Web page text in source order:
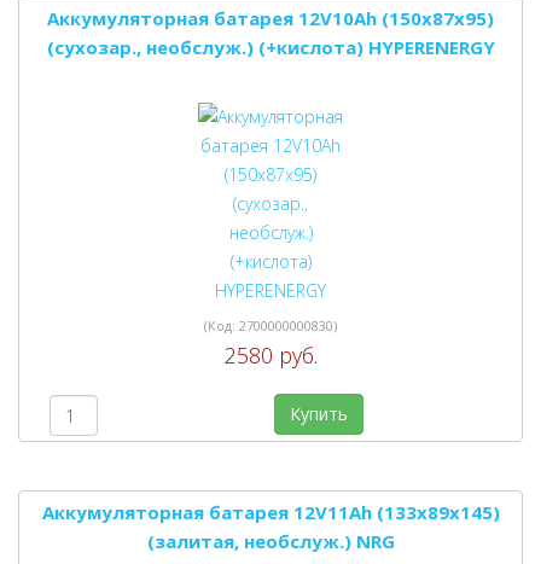
Аккумуляторная батарея 12V10Ah (150x87x95)
(сухозар., необслуж.) (+кислота) HYPERENERGY
(Код: 2700000000830)
2580 руб.
Купить
Аккумуляторная батарея 12V11Ah (133х89х145)
(залитая, необслуж.) NRG